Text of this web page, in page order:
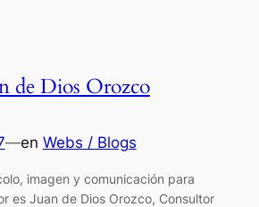
de Dios Orozco
—en Webs / Blogs
imagen y comunicación para
es Juan de Dios Orozco, Consultor